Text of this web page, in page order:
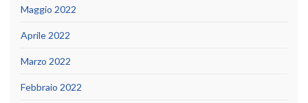
Maggio 2022
Aprile 2022
Marzo 2022
Febbraio 2022